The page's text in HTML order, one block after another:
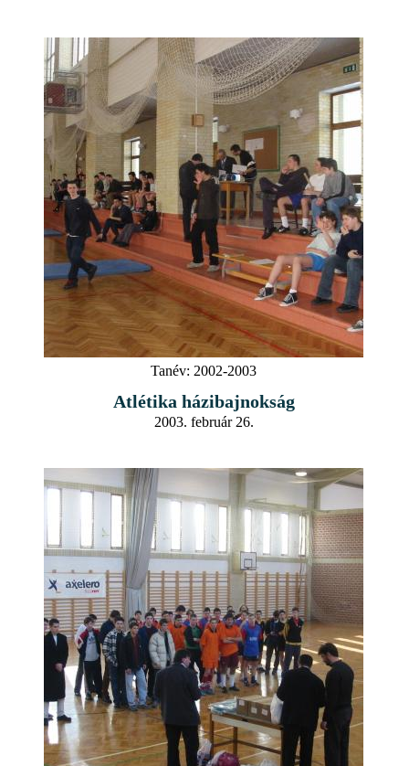
Tanév: 2002-2003
Atlétika házibajnokság
2003. február 26.